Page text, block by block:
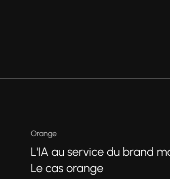
Orange
L'IA au service du brand
Le cas orange